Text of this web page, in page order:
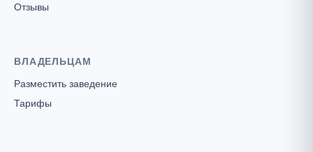
Отзывы
ВЛАДЕЛЬЦАМ
Разместить заведение
Тарифы